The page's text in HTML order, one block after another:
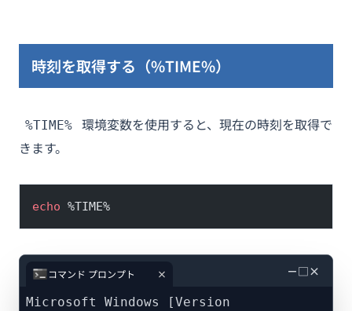
時刻を取得する（%TIME%）
%TIME%
環境変数を使用すると、現在の時刻を取得で
きます。
echo %TIME%
－□×
コマンド プロンプト
Microsoft Windows [Version